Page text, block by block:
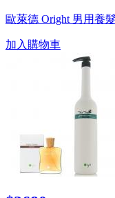
歐萊德 Oright 男用養
加入購物車